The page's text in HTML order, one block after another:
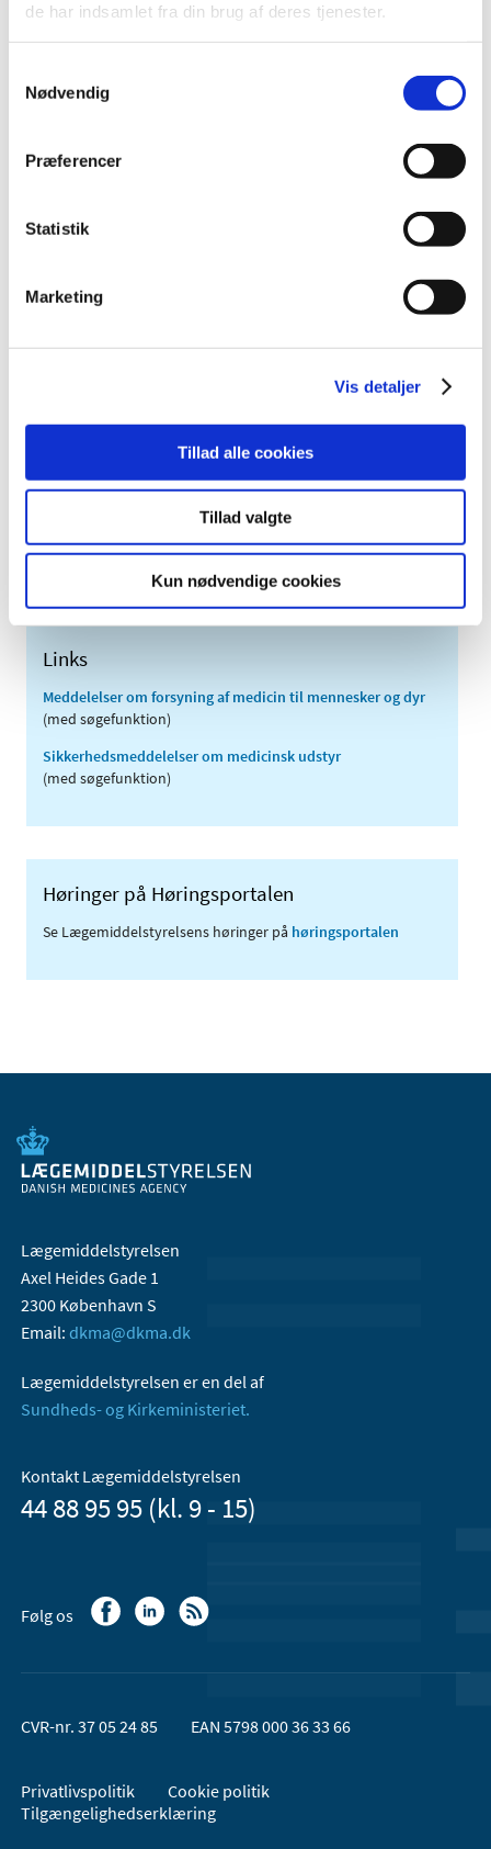
de har indsamlet fra din brug af deres tjenester.
Nødvendig
Præferencer
Statistik
Marketing
Vis detaljer
Tillad alle cookies
Tillad valgte
Kun nødvendige cookies
juni (12)
maj (5)
marts (14)
januar (6)
2017 (167)
2014 (44)
2008 (8)
2006 (9)
Links
Meddelelser om forsyning af medicin til mennesker og dyr
(med søgefunktion)
Sikkerhedsmeddelelser om medicinsk udstyr
(med søgefunktion)
Høringer på Høringsportalen
Se Lægemiddelstyrelsens høringer på høringsportalen
Lægemiddelstyrelsen
Axel Heides Gade 1
2300 København S
Email: dkma@dkma.dk
Lægemiddelstyrelsen er en del af
Sundheds- og Kirkeministeriet.
Kontakt Lægemiddelstyrelsen
44 88 95 95 (kl. 9 - 15)
Følg os
CVR-nr. 37 05 24 85 EAN 5798 000 36 33 66
Privatlivspolitik
Cookie politik
Tilgængelighedserklæring